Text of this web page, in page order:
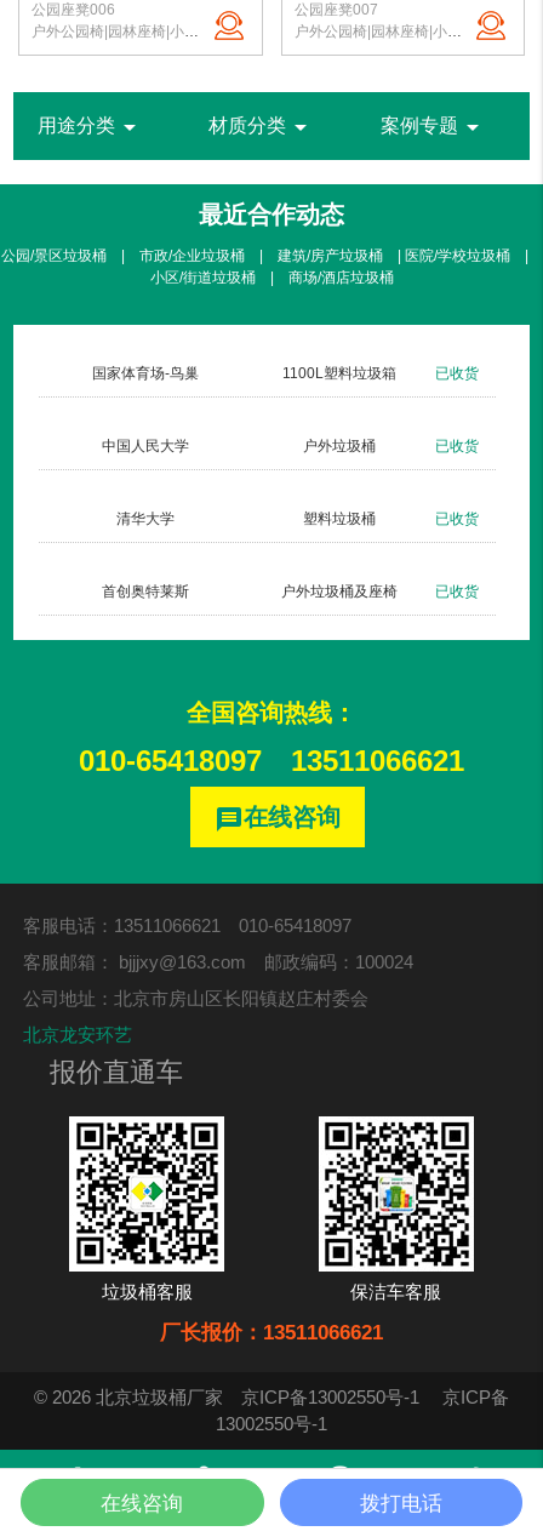
公园座凳006
户外公园椅|园林座椅|小区路椅|公园长椅|校园户外椅|北京洁净新雅 定制批发
公园座凳007
户外公园椅|园林座椅|小区路椅|公园长椅|校园户外椅|北京洁净新雅 定制批发
用途分类arrow_drop_down 材质分类 arrow_drop_down 案例专题 arrow_drop_down
最近合作动态
公园/景区垃圾桶 | 市政/企业垃圾桶 | 建筑/房产垃圾桶 | 医院/学校垃圾桶 |
小区/街道垃圾桶 | 商场/酒店垃圾桶
国家体育场-鸟巢 1100L塑料垃圾箱 已收货
中国人民大学 户外垃圾桶 已收货
清华大学 塑料垃圾桶 已收货
首创奥特莱斯 户外垃圾桶及座椅 已收货
全国咨询热线：
010-65418097 13511066621
message在线咨询
客服电话：13511066621 010-65418097
客服邮箱： bjjjxy@163.com 邮政编码：100024
公司地址：北京市房山区长阳镇赵庄村委会
北京龙安环艺
报价直通车
垃圾桶客服 保洁车客服
厂长报价：13511066621
© 2026 北京垃圾桶厂家 京ICP备13002550号-1
京ICP备
13002550号-1
在线咨询
在线咨询 拨打电话